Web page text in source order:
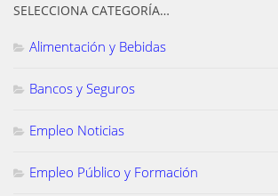
SELECCIONA CATEGORÍA…
Alimentación y Bebidas
Bancos y Seguros
Empleo Noticias
Empleo Público y Formación